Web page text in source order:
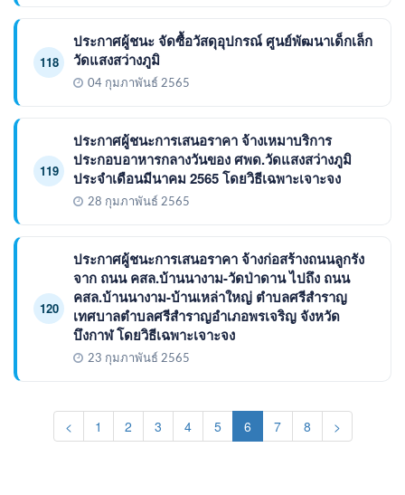
118
ประกาศผู้ชนะ จัดซื้อวัสดุอุปกรณ์ ศูนย์พัฒนาเด็กเล็ก
วัดแสงสว่างภูมิ
04 กุมภาพันธ์ 2565
119
ประกาศผู้ชนะการเสนอราคา จ้างเหมาบริการ
ประกอบอาหารกลางวันของ ศพด.วัดแสงสว่างภูมิ
ประจำเดือนมีนาคม 2565 โดยวิธีเฉพาะเจาะจง
28 กุมภาพันธ์ 2565
120
ประกาศผู้ชนะการเสนอราคา จ้างก่อสร้างถนนลูกรัง
จาก ถนน คสล.บ้านนางาม-วัดป่าดาน ไปถึง ถนน
คสล.บ้านนางาม-บ้านเหล่าใหญ่ ตำบลศรีสำราญ
เทศบาลตำบลศรีสำราญอำเภอพรเจริญ จังหวัด
บึงกาฬ โดยวิธีเฉพาะเจาะจง
23 กุมภาพันธ์ 2565
< 1 2 3 4 5 6(current)
7 8 >